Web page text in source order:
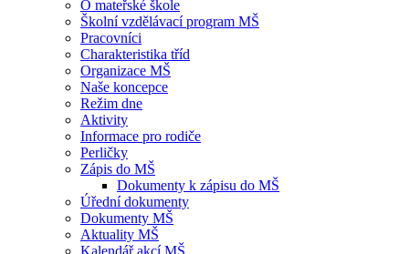
O mateřské škole
Školní vzdělávací program MŠ
Pracovníci
Charakteristika tříd
Organizace MŠ
Naše koncepce
Režim dne
Aktivity
Informace pro rodiče
Perličky
Zápis do MŠ
Dokumenty k zápisu do MŠ
Úřední dokumenty
Dokumenty MŠ
Aktuality MŠ
Kalendář akcí MŠ